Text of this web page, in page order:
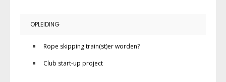
OPLEIDING
Rope skipping train(st)er worden?
Club start-up project